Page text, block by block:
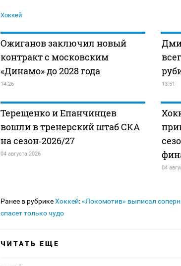
Хоккей
Ожиганов заключил новый
контракт с московским
«Динамо» до 2028 года
14:26 13:51
Терещенко и Епанчинцев
вошли в тренерский штаб СКА
на сезон‑2026/27
04 августа 2026
04
Ранее в рубрикеХоккей:«Локомотив» выписал
спасет только чудо
ЧИТАТЬ ЕЩЕ